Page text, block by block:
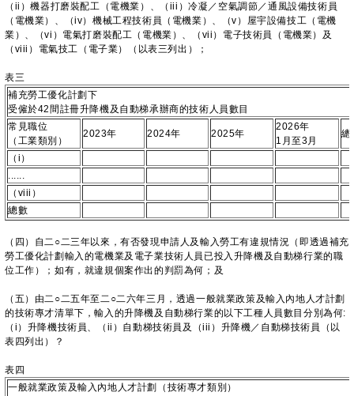
（ii）機器打磨裝配工（電機業）、（iii）冷凝／空氣調節／通風設備技術員
（電機業）、（iv）機械工程技術員（電機業）、（v）屋宇設備技工（電機
業）、（vi）電氣打磨裝配工（電機業）、（vii）電子技術員（電機業）及
（viii）電氣技工（電子業）（以表三列出）；
表三
補充勞工優化計劃下
受僱於42間註冊升降機及自動梯承辦商的技術人員數目
常見職位
（工業類別）
2023年 2024年 2025年
2026年
1月至3月
總
（i）
......
（viii）
總數
（四）自二○二三年以來，有否發現申請人及輸入勞工有違規情況（即透過補充
勞工優化計劃輸入的電機業及電子業技術人員已投入升降機及自動梯行業的職
位工作）；如有，就違規個案作出的判罰為何；及
（五）由二○二五年至二○二六年三月，透過一般就業政策及輸入內地人才計劃
的技術專才清單下，輸入的升降機及自動梯行業的以下工種人員數目分別為何:
（i）升降機技術員、（ii）自動梯技術員及（iii）升降機／自動梯技術員（以
表四列出）？
表四
一般就業政策及輸入內地人才計劃（技術專才類別）